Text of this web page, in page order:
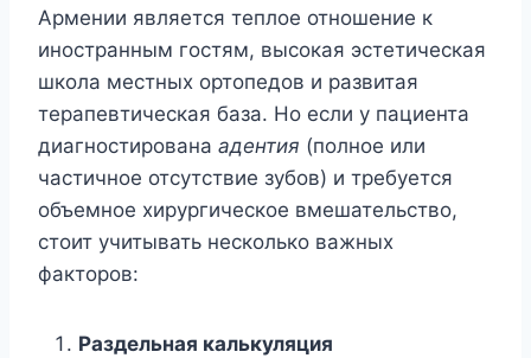
Армении является теплое отношение к
иностранным гостям, высокая эстетическая
школа местных ортопедов и развитая
терапевтическая база. Но если у пациента
диагностирована адентия (полное или
частичное отсутствие зубов) и требуется
объемное хирургическое вмешательство,
стоит учитывать несколько важных
факторов:
Раздельная калькуляция